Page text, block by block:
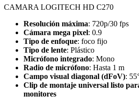
CAMARA LOGITECH HD C270
Resolución máxima: 720p/30 fps
Cámara mega pixel: 0.9
Tipo de enfoque: foco fijo
Tipo de lente: Plástico
Micrófono integrado: Mono
Radio de micrófono: Hasta 1 m
Campo visual diagonal (dFoV):
Clip de montaje universal listo
monitores